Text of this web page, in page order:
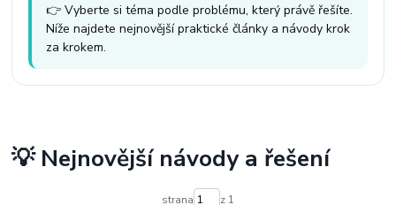
👉 Vyberte si téma podle problému, který právě řešíte.
Níže najdete nejnovější praktické články a návody krok
za krokem.
💡 Nejnovější návody a řešení
strana z 1